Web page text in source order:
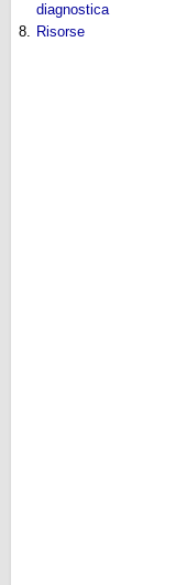
diagnostica
8. Risorse